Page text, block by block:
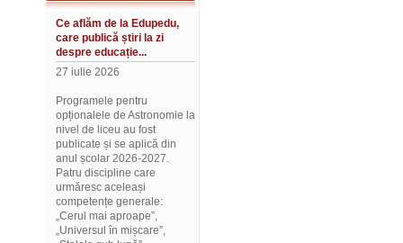
Ce aflăm de la Edupedu,
care publică știri la zi
despre educație...
27 iulie 2026
Programele pentru
opționalele de Astronomie la
nivel de liceu au fost
publicate și se aplică din
anul școlar 2026-2027.
Patru discipline care
urmăresc aceleași
competențe generale:
„Cerul mai aproape”,
„Universul în mișcare”,